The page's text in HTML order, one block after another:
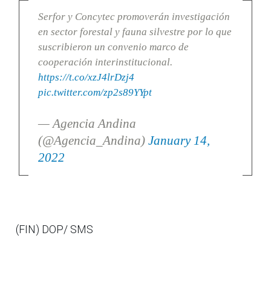
Serfor y Concytec promoverán investigación
en sector forestal y fauna silvestre por lo que
suscribieron un convenio marco de
cooperación interinstitucional.
https://t.co/xzJ4lrDzj4
pic.twitter.com/zp2s89YYpt
— Agencia Andina
(@Agencia_Andina) January 14,
2022
(FIN) DOP/ SMS